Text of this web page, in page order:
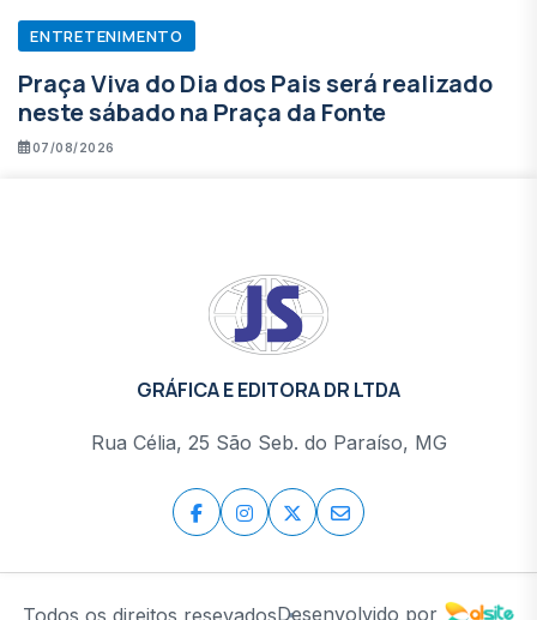
ENTRETENIMENTO
Praça Viva do Dia dos Pais será realizado
neste sábado na Praça da Fonte
07/08/2026
GRÁFICA E EDITORA DR LTDA
Rua Célia, 25 São Seb. do Paraíso, MG
Desenvolvido por